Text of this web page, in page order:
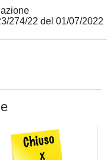
274/22 del 01/07/2022